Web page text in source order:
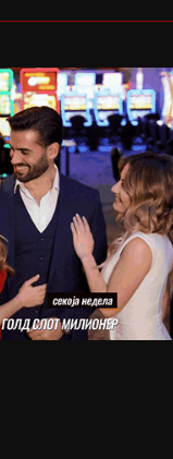
за Пелистер
надминати, Реал
Диоманде
Моето колено е
Јаисле е нов
на Њукасл